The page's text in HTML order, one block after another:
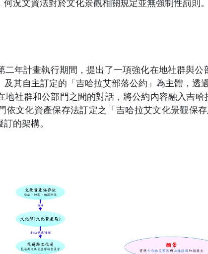
況文資法對於文化景觀相關規定並無強制性罰則。
二年計畫執行期間，提出了一項強化在地社群與
其自主訂定的「吉哈拉艾部落公約」為主體，透
地社群和公部門之間的對話，將公約內容融入吉
依文化資產保存法訂定之「吉哈拉艾文化景觀保
的架構。